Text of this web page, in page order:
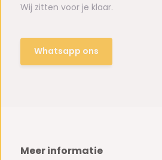
Wij zitten voor je klaar.
Whatsapp ons
Meer informatie